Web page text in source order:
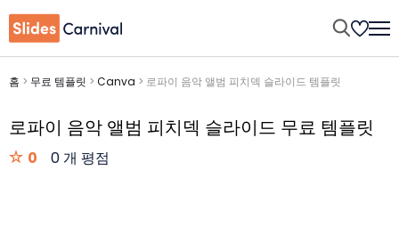
홈 > 무료 템플릿 > Canva > 로파이 음악 앨범 피치덱 슬라이드 템플릿
로파이 음악 앨범 피치덱 슬라이드 무료 템플릿
0 0 개 평점